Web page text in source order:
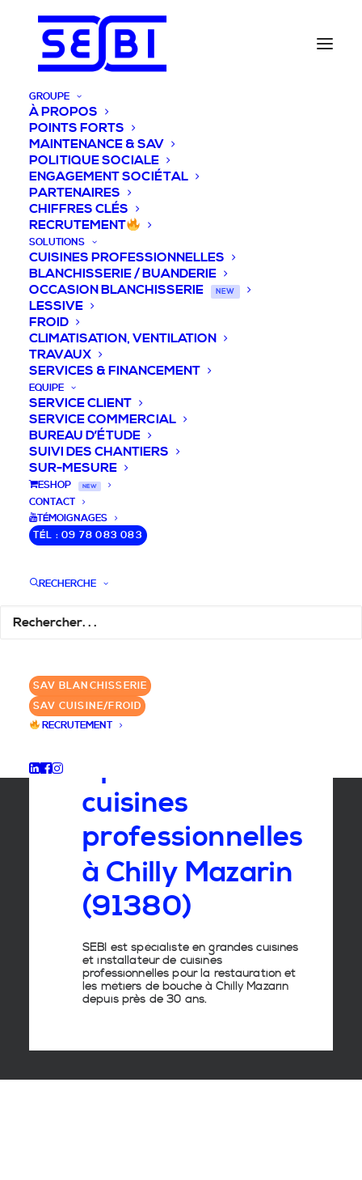
GROUPE
À PROPOS
POINTS FORTS
MAINTENANCE & SAV
POLITIQUE SOCIALE
ENGAGEMENT SOCIÉTAL
PARTENAIRES
CHIFFRES CLÉS
RECRUTEMENT
SOLUTIONS
CUISINES PROFESSIONNELLES
BLANCHISSERIE / BUANDERIE
OCCASION BLANCHISSERIE
NEW
LESSIVE
FROID
CLIMATISATION, VENTILATION
TRAVAUX
SERVICES & FINANCEMENT
EQUIPE
SERVICE CLIENT
SERVICE COMMERCIAL
BUREAU D’ÉTUDE
SUIVI DES CHANTIERS
SUR-MESURE
ESHOP NEW
CONTACT
TÉMOIGNAGES
TÉL : 09 78 083 083
RECHERCHE
SAV BLANCHISSERIE
SAV CUISINE/FROID
RECRUTEMENT
DEVIS / CONSEILS /
QUESTIONS
✆ 09 78 083 083
GROUPE SEBI
Spécialiste
cuisines
professionnelles
à Chilly Mazarin
(91380)
SEBI est spécialiste en grandes cuisines
et installateur de cuisines
professionnelles pour la restauration et
les métiers de bouche à Chilly Mazarin
depuis près de 30 ans.